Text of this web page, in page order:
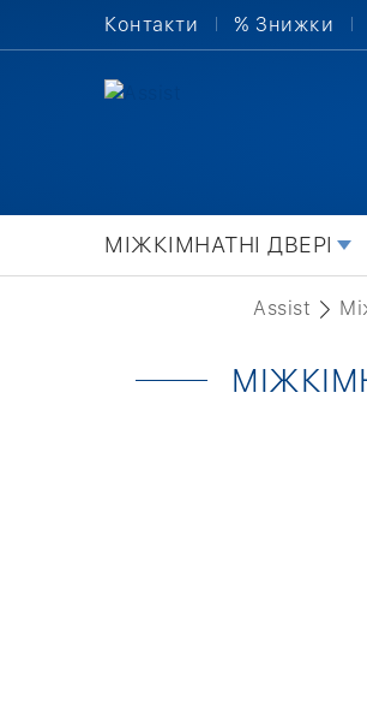
Контакти % Знижки
МІЖКІМНАТНІ ДВЕРІ
Assist